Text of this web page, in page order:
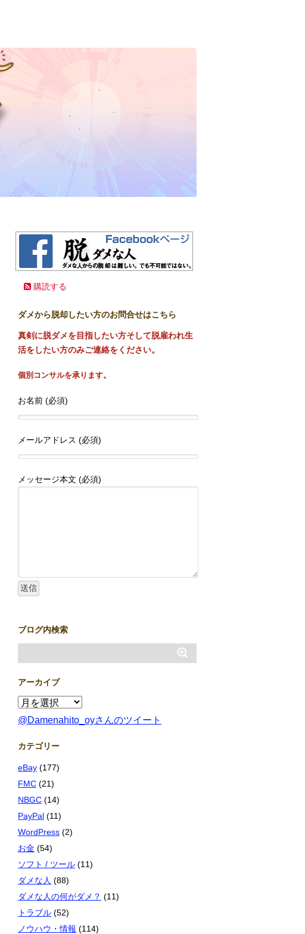
購読する
ダメから脱却したい方のお問合せはこちら
真剣に脱ダメを目指したい方そして脱雇われ生
活をしたい方のみご連絡をください。
個別コンサルを承ります。
お名前 (必須)
メールアドレス (必須)
メッセージ本文 (必須)
ブログ内検索
アーカイブ
@Damenahito_oyさんのツイート
カテゴリー
eBay (177)
FMC (21)
NBGC (14)
PayPal (11)
WordPress (2)
お金 (54)
ソフト / ツール (11)
ダメな人 (88)
ダメな人の何がダメ？ (11)
トラブル (52)
ノウハウ・情報 (114)